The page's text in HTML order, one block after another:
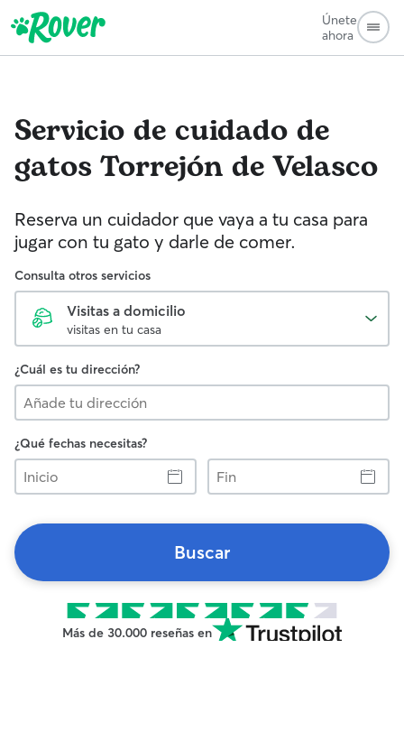
Únete
ahora
Servicio de cuidado de
gatosTorrejón de Velasco
Reserva un cuidador que vaya a tu casa para
jugar con tu gato y darle de comer.
Consulta otros servicios
Visitas a domicilio
visitas en tu casa
¿Cuál es tu dirección?
¿Qué fechas necesitas?
Inicio
Fin
Buscar
Más de 30.000 reseñas en